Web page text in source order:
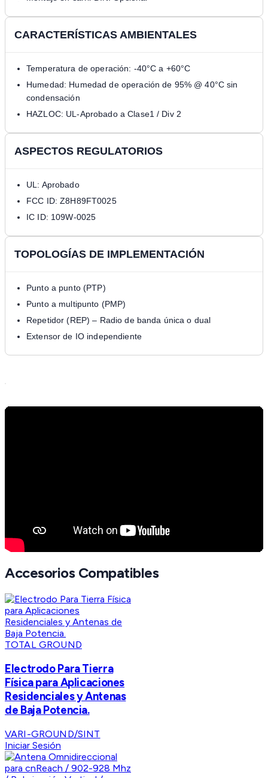
CARACTERÍSTICAS AMBIENTALES
Temperatura de operación: -40°C a +60°C
Humedad: Humedad de operación de 95% @ 40°C sin
condensación
HAZLOC: UL-Aprobado a Clase1 / Div 2
ASPECTOS REGULATORIOS
UL: Aprobado
FCC ID: Z8H89FT0025
IC ID: 109W-0025
TOPOLOGÍAS DE IMPLEMENTACIÓN
Punto a punto (PTP)
Punto a multipunto (PMP)
Repetidor (REP) – Radio de banda única o dual
Extensor de IO independiente
Accesorios Compatibles
TOTAL GROUND
Electrodo Para Tierra
Física para Aplicaciones
Residenciales y Antenas
de Baja Potencia.
VARI-GROUND/SINT
Iniciar Sesión